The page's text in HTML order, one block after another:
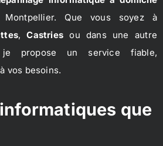
Que vous soyez à
,Castries ou dans une autre
je propose un service fiable,
vos besoins.
que